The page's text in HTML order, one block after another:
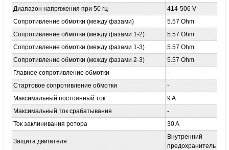
Диапазон напряжения при 50 гц
414-506 V
Сопротивление обмотки (между фазами)
5.57 Ohm
Сопротивление обмотки (между фазами 1-2)
5.57 Ohm
Сопротивление обмотки (между фазами 1-3)
5.57 Ohm
Сопротивление обмотки (между фазами 2-3)
5.57 Ohm
Главное сопротивление обмотки
-
Стартовое сопротивление обмотки
-
Максимальный постоянный ток
9 A
Максимальный ток срабатывания
-
Ток заклинивания ротора
30 A
Защита двигателя
Внутренний
предохранитель